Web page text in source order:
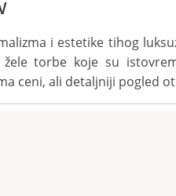
i estetike tihog
žele torbe koje su
ceni, ali detaljniji pogled